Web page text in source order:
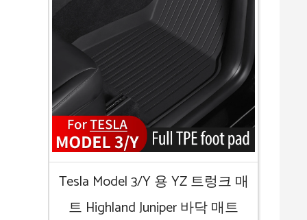
Tesla Model 3/Y 용 YZ 트렁크 매
트 Highland Juniper 바닥 매트